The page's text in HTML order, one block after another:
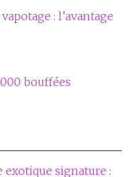
: l’avantage
bouffées
exotique signature :